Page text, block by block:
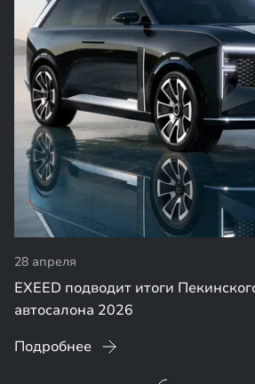
28 апреля
EXEED подводит итоги
автосалона 2026
Подробнее